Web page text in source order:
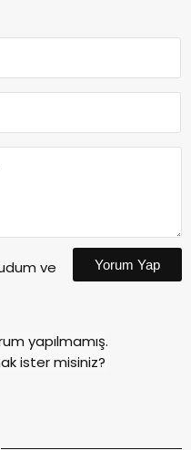
ve
Yorum Yap
yapılmamış.
ister misiniz?